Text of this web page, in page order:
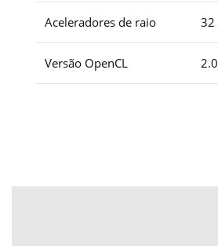
Aceleradores de raio 32
Versão OpenCL 2.0